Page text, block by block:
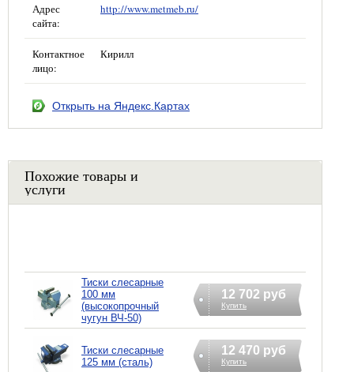
Адрес
сайта:
http://www.metmeb.ru/
Контактное
лицо:
Кирилл
Открыть на Яндекс.Картах
Похожие товары и
услуги
Тиски слесарные
100 мм
(высокопрочный
чугун ВЧ-50)
12 702 руб
Купить
Тиски слесарные
125 мм (сталь)
12 470 руб
Купить